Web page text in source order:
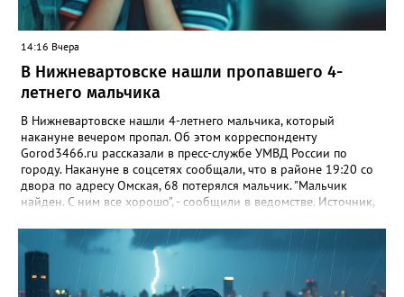
14:16 Вчера
В Нижневартовске нашли пропавшего 4-
летнего мальчика
В Нижневартовске нашли 4-летнего мальчика, который
накануне вечером пропал. Об этом корреспонденту
Gorod3466.ru рассказали в пресс-службе УМВД России по
городу. Накануне в соцсетях сообщали, что в районе 19:20 со
двора по адресу Омская, 68 потерялся мальчик. "Мальчик
найден. С ним все хорошо", - сообщили в ведомстве. Источник,
издания, что мальчик просто заблудился. По словам
собеседника, ребенок гулял с сестрой, в какой-то момент она
отвлеклась, а он убежал от нее. "Мальчик гулял, пытаясь найти
дом, но не смог. Затем его нашли прохожие и позвонили в